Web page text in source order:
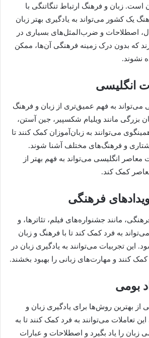
زبان و فرهنگ ارتباط تنگاتنگی با
یک کشور می‌تواند به یادگیری بهتر زبان
اصطلاحات و ضرب‌المثل‌های بسیاری در
که بدون درک زمینه فرهنگی آن‌ها، ممکن
نشوند.
می‌تواند به فهم عمیق‌تری از زبان و فرهنگ
بزرگی مانند ویلیام شکسپیر، جین آستن،
می‌توانند به زبان‌آموزان کمک کنند تا
و فرهنگ‌های مختلف آشنا شوند.
معاصر انگلیسی می‌تواند به فهم بهتر از
کمک کند.
مانند جشنواره‌های فیلم، تئاترها، و
به فرد کمک کند تا با فرهنگ و زبان
این تجربیات می‌توانند به یادگیری زبان در
کنند و مهارت‌های زبانی را بهبود بخشند.
از بهترین روش‌ها برای یادگیری زبان و
تعاملات می‌توانند به فرد کمک کنند تا به
را یاد بگیرد و اصطلاحات و عبارات